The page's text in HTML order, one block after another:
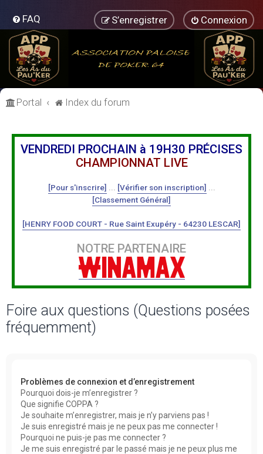
FAQ Connexion
S’enregistrer
Portal Index du forum
VENDREDI PROCHAIN à 19H30 PRÉCISES
CHAMPIONNAT LIVE
[Pour s'inscrire] [Vérifier son inscription]
[Classement Général]
[HENRY FOOD COURT - Rue Saint Exupéry - 64230 LESCAR]
NOTRE PARTENAIRE
Foire aux questions (Questions posées
fréquemment)
Problèmes de connexion et d’enregistrement
Pourquoi dois-je m’enregistrer ?
Que signifie COPPA ?
Je souhaite m’enregistrer, mais je n’y parviens pas !
Je suis enregistré mais je ne peux pas me connecter !
Pourquoi ne puis-je pas me connecter ?
Je me suis enregistré par le passé mais je ne peux plus me